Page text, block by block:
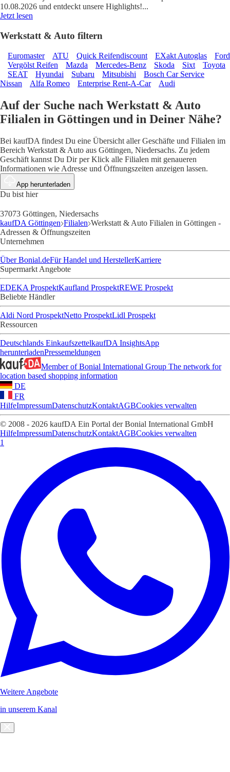
10.08.2026 und entdeckt unsere Highlights!...
Jetzt lesen
Werkstatt & Auto filtern
Euromaster ATU Quick Reifendiscount EXakt Autoglas
Ford
Vergölst Reifen
Mazda Mercedes-Benz Skoda Sixt
Toyota
SEAT
Hyundai Subaru Mitsubishi
Bosch Car Service
Nissan
Alfa Romeo Enterprise Rent-A-Car Audi
Auf der Suche nach Werkstatt & Auto
Filialen in Göttingen und in Deiner Nähe?
Bei kaufDA findest Du eine Übersicht aller Geschäfte und Filialen im
Bereich Werkstatt & Auto aus Göttingen, Niedersachs. Zu jedem
Geschäft kannst Du Dir per Klick alle Filialen mit genaueren
Informationen wie Adresse und Öffnungszeiten anzeigen lassen.
App herunterladen
Du bist hier
37073 Göttingen, Niedersachs
kaufDA Göttingen Filialen Werkstatt & Auto Filialen in Göttingen -
Adressen & Öffnungszeiten
Unternehmen
Über Bonial.deFür Handel und HerstellerKarriere
Supermarkt Angebote
EDEKA ProspektKaufland ProspektREWE Prospekt
Beliebte Händler
Aldi Nord ProspektNetto ProspektLidl Prospekt
Ressourcen
Deutschlands EinkaufszettelkaufDA InsightsApp
herunterladenPressemeldungen
Member of Bonial International Group The network for
location based shopping information
DE
FR
HilfeImpressumDatenschutzKontaktAGBCookies verwalten
© 2008 - 2026 kaufDA Ein Portal der Bonial International GmbH
HilfeImpressumDatenschutzKontaktAGBCookies verwalten
1
Weitere Angebote
in unserem Kanal